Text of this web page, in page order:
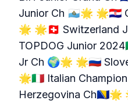
Junior Ch 🇸🇲🌟 🌟🇭🇷
🌟 🌟🇨🇭 Switzerland
TOPDOG Junior
Jr Ch 🌍🌟 🌟🇷🇺
🌟🇮🇹 Italian
Herzegovina Ch🇧🇦🌟